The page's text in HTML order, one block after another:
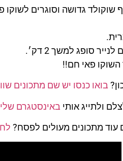
גדושה וסוגרים לשוקו
סופג למשך 2 דק׳.
השוקו פאי חם!!
בואו כנסו יש שם מתכונים
ולתייג אותי באינסטגרם
מתכונים מעולים לפסח?